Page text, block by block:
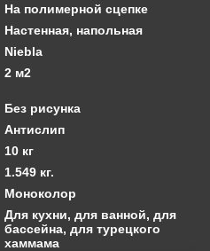
На полимерной сцепке
Настенная, напольная
Niebla
2 м2
Без рисунка
Антислип
10 кг
1.549 кг.
Моноколор
Для кухни, для ванной, для
бассейна, для турецкого
хаммама